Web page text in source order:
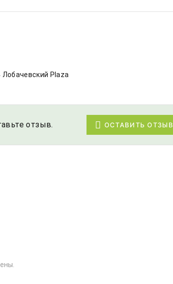
Plaza
отзыв. ОСТАВИТЬ ОТЗЫВ